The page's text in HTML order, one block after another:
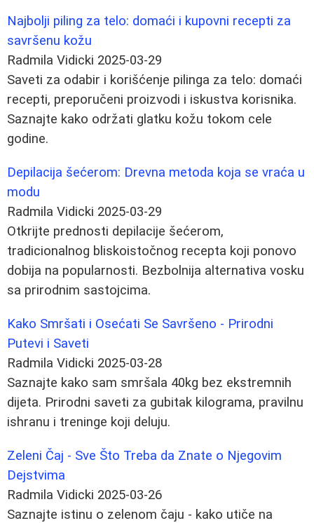
Najbolji piling za telo: domaći i kupovni recepti za
savršenu kožu
Radmila Vidicki 2025-03-29
Saveti za odabir i korišćenje pilinga za telo: domaći
recepti, preporučeni proizvodi i iskustva korisnika.
Saznajte kako održati glatku kožu tokom cele
godine.
Depilacija šećerom: Drevna metoda koja se vraća u
modu
Radmila Vidicki 2025-03-29
Otkrijte prednosti depilacije šećerom,
tradicionalnog bliskoistočnog recepta koji ponovo
dobija na popularnosti. Bezbolnija alternativa vosku
sa prirodnim sastojcima.
Kako Smršati i Osećati Se Savršeno - Prirodni
Putevi i Saveti
Radmila Vidicki 2025-03-28
Saznajte kako sam smršala 40kg bez ekstremnih
dijeta. Prirodni saveti za gubitak kilograma, pravilnu
ishranu i treninge koji deluju.
Zeleni Čaj - Sve Što Treba da Znate o Njegovim
Dejstvima
Radmila Vidicki 2025-03-26
Saznajte istinu o zelenom čaju - kako utiče na